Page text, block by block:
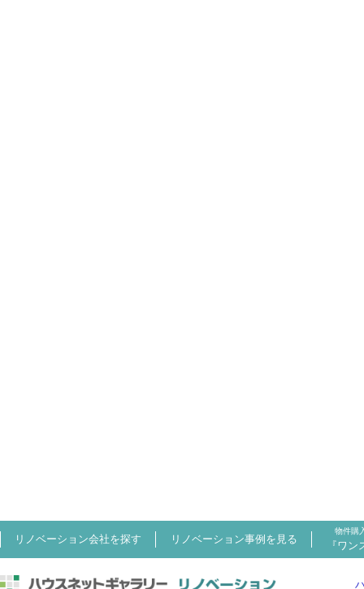
リノベーション会社を探す リノベーション事例を見る
物件購
『ワ